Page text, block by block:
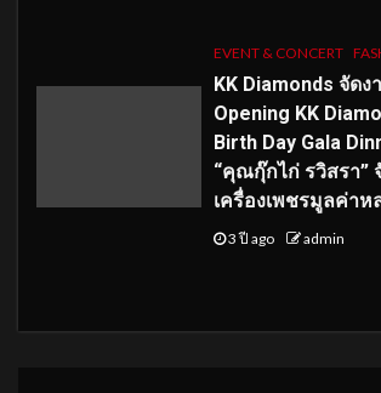
EVENT & CONCERT
KK Diamonds จัดง
Opening KK
Birth Day Gala
“คุณกุ๊กไก่ รวิสรา”
เครื่องเพชรมูลค่า
3 ปี ago admin